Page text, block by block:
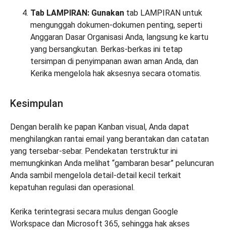
Tab LAMPIRAN: Gunakan tab LAMPIRAN untuk
mengunggah dokumen-dokumen penting, seperti
Anggaran Dasar Organisasi Anda, langsung ke kartu
yang bersangkutan. Berkas-berkas ini tetap
tersimpan di penyimpanan awan aman Anda, dan
Kerika mengelola hak aksesnya secara otomatis.
Kesimpulan
Dengan beralih ke papan Kanban visual, Anda dapat
menghilangkan rantai email yang berantakan dan catatan
yang tersebar-sebar. Pendekatan terstruktur ini
memungkinkan Anda melihat “gambaran besar” peluncuran
Anda sambil mengelola detail-detail kecil terkait
kepatuhan regulasi dan operasional.
Kerika terintegrasi secara mulus dengan Google
Workspace dan Microsoft 365, sehingga hak akses